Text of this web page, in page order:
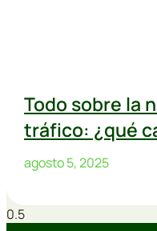
Todo sobre la
tráfico: ¿qué
agosto 5, 2025